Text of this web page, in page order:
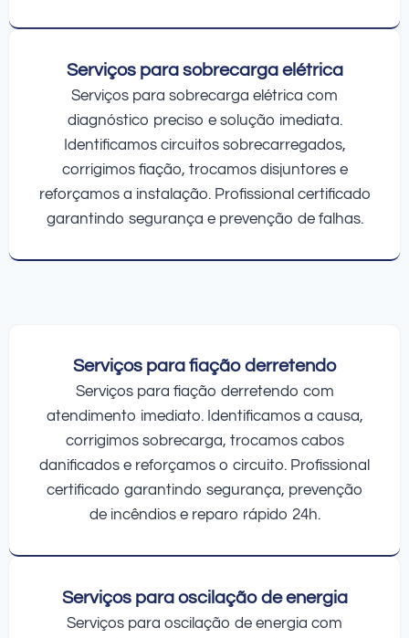
Serviços para sobrecarga elétrica
Serviços para sobrecarga elétrica com
diagnóstico preciso e solução imediata.
Identificamos circuitos sobrecarregados,
corrigimos fiação, trocamos disjuntores e
reforçamos a instalação. Profissional certificado
garantindo segurança e prevenção de falhas.
Serviços para fiação derretendo
Serviços para fiação derretendo com
atendimento imediato. Identificamos a causa,
corrigimos sobrecarga, trocamos cabos
danificados e reforçamos o circuito. Profissional
certificado garantindo segurança, prevenção
de incêndios e reparo rápido 24h.
Serviços para oscilação de energia
Serviços para oscilação de energia com